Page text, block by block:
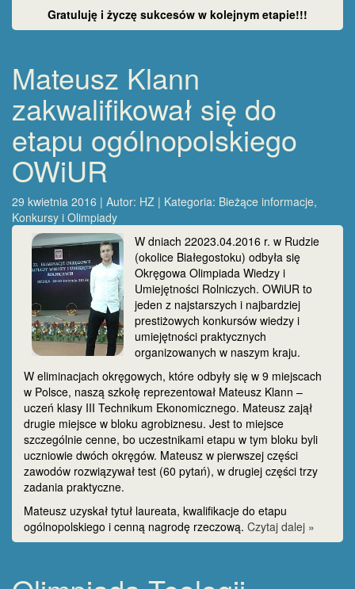
Gratuluję i życzę sukcesów w kolejnym etapie!!!
Mateusz Klann
zakwalifikował się do
etapu ogólnopolskiego
OWiUR
29 kwietnia 2016 | Autor: HZ | Kategoria: Bieżące informacje,
Konkursy i Olimpiady
W dniach 22023.04.2016 r. w Rudzie
(okolice Białegostoku) odbyła się
Okręgowa Olimpiada Wiedzy i
Umiejętności Rolniczych. OWiUR to
jeden z najstarszych i najbardziej
prestiżowych konkursów wiedzy i
umiejętności praktycznych
organizowanych w naszym kraju.
W eliminacjach okręgowych, które odbyły się w 9 miejscach
w Polsce, naszą szkołę reprezentował Mateusz Klann –
uczeń klasy III Technikum Ekonomicznego. Mateusz zajął
drugie miejsce w bloku agrobiznesu. Jest to miejsce
szczególnie cenne, bo uczestnikami etapu w tym bloku byli
uczniowie dwóch okręgów. Mateusz w pierwszej części
zawodów rozwiązywał test (60 pytań), w drugiej części trzy
zadania praktyczne.
Mateusz uzyskał tytuł laureata, kwalifikacje do etapu
ogólnopolskiego i cenną nagrodę rzeczową. Czytaj dalej »